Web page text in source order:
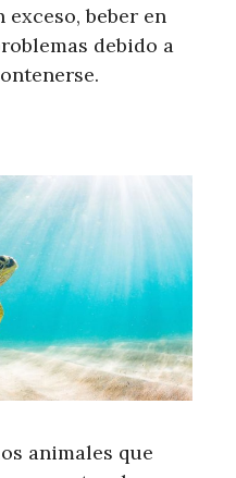
exceso, beber en
debido a
animales que